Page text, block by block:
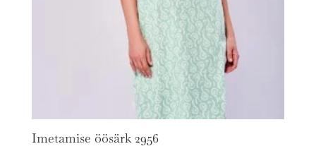
Imetamise öösärk 2956